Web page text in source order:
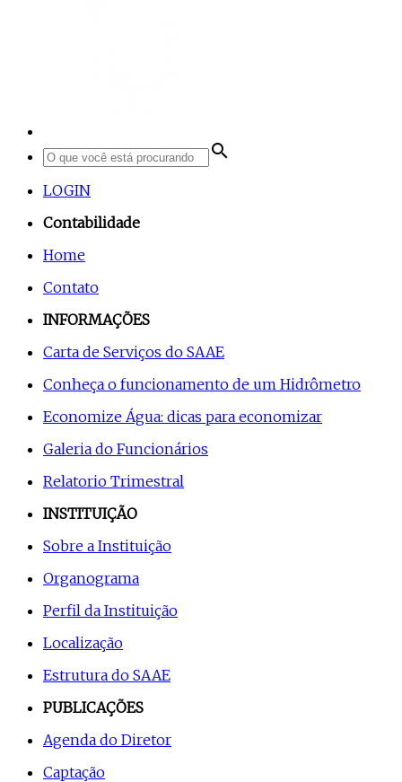
search
LOGIN
Contabilidade
Home
Contato
INFORMAÇÕES
Carta de Serviços do SAAE
Conheça o funcionamento de um Hidrômetro
Economize Água: dicas para economizar
Galeria do Funcionários
Relatorio Trimestral
INSTITUIÇÃO
Sobre a Instituição
Organograma
Perfil da Instituição
Localização
Estrutura do SAAE
PUBLICAÇÕES
Agenda do Diretor
Captação